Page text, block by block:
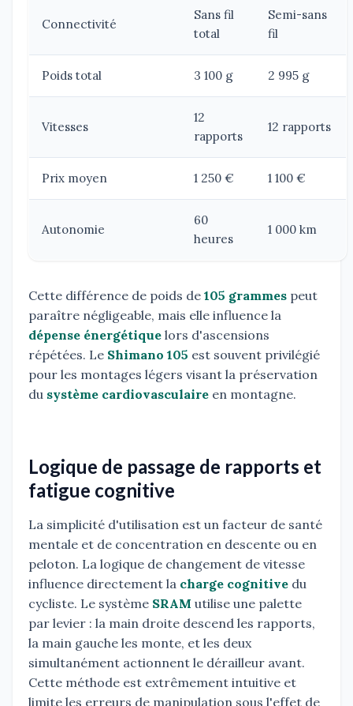
Connectivité
Sans fil
total
Semi-sans
fil
Poids total 3 100 g 2 995 g
Vitesses
12
rapports
12 rapports
Prix moyen 1 250 € 1 100 €
Autonomie
60
heures
1 000 km
Cette différence de poids de 105 grammes peut
paraître négligeable, mais elle influence la
dépense énergétique lors d'ascensions
répétées. Le Shimano 105 est souvent privilégié
pour les montages légers visant la préservation
du système cardiovasculaire en montagne.
Logique de passage de rapports et
fatigue cognitive
La simplicité d'utilisation est un facteur de santé
mentale et de concentration en descente ou en
peloton. La logique de changement de vitesse
influence directement la charge cognitive du
cycliste. Le système SRAM utilise une palette
par levier : la main droite descend les rapports,
la main gauche les monte, et les deux
simultanément actionnent le dérailleur avant.
Cette méthode est extrêmement intuitive et
limite les erreurs de manipulation sous l'effet de